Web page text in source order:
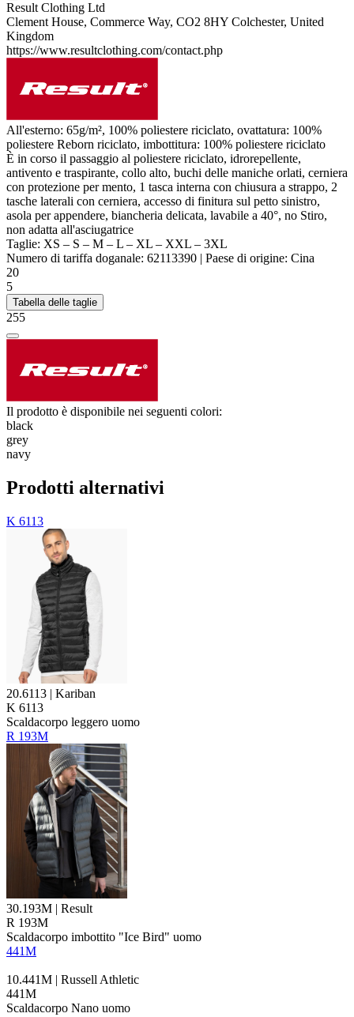
Result Clothing Ltd
Clement House, Commerce Way, CO2 8HY Colchester, United
Kingdom
https://www.resultclothing.com/contact.php
All'esterno: 65g/m², 100% poliestere riciclato, ovattatura: 100%
poliestere Reborn riciclato, imbottitura: 100% poliestere riciclato
È in corso il passaggio al poliestere riciclato, idrorepellente,
antivento e traspirante, collo alto, buchi delle maniche orlati, cerniera
con protezione per mento, 1 tasca interna con chiusura a strappo, 2
tasche laterali con cerniera, accesso di finitura sul petto sinistro,
asola per appendere, biancheria delicata, lavabile a 40°, no Stiro,
non adatta all'asciugatrice
Taglie: XS – S – M – L – XL – XXL – 3XL
Numero di tariffa doganale: 62113390 | Paese di origine: Cina
20
5
Tabella delle taglie
255
Il prodotto è disponibile nei seguenti colori:
black
grey
navy
Prodotti alternativi
K 6113
20.6113 | Kariban
K 6113
Scaldacorpo leggero uomo
R 193M
30.193M | Result
R 193M
Scaldacorpo imbottito "Ice Bird" uomo
441M
10.441M | Russell Athletic
441M
Scaldacorpo Nano uomo